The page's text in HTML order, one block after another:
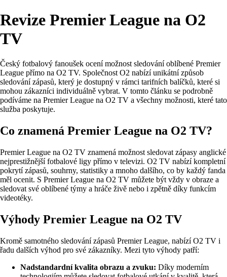
Revize Premier League na O2
TV
Český fotbalový fanoušek ocení možnost sledování oblíbené Premier
League přímo na O2 TV. Společnost O2 nabízí unikátní způsob
sledování zápasů, který je dostupný v rámci tarifních balíčků, které si
mohou zákazníci individuálně vybrat. V tomto článku se podrobně
podíváme na Premier League na O2 TV a všechny možnosti, které tato
služba poskytuje.
Co znamená Premier League na O2 TV?
Premier League na O2 TV znamená možnost sledovat zápasy anglické
nejprestižnější fotbalové ligy přímo v televizi. O2 TV nabízí kompletní
pokrytí zápasů, souhrny, statistiky a mnoho dalšího, co by každý fanda
měl ocenit. S Premier League na O2 TV můžete být vždy v obraze a
sledovat své oblíbené týmy a hráče živě nebo i zpětně díky funkcím
videotéky.
Výhody Premier League na O2 TV
Kromě samotného sledování zápasů Premier League, nabízí O2 TV i
řadu dalších výhod pro své zákazníky. Mezi tyto výhody patří:
Nadstandardní kvalita obrazu a zvuku: Díky moderním